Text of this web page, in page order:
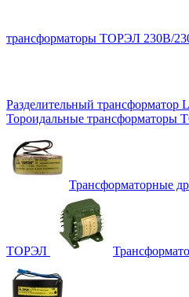
трансформаторы ТОРЭЛ 230В/
Разделительный трансформатор
Тороидальные
Трансформаторные
ТОРЭЛ